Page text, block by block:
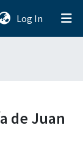
Log In (current)
de Juan